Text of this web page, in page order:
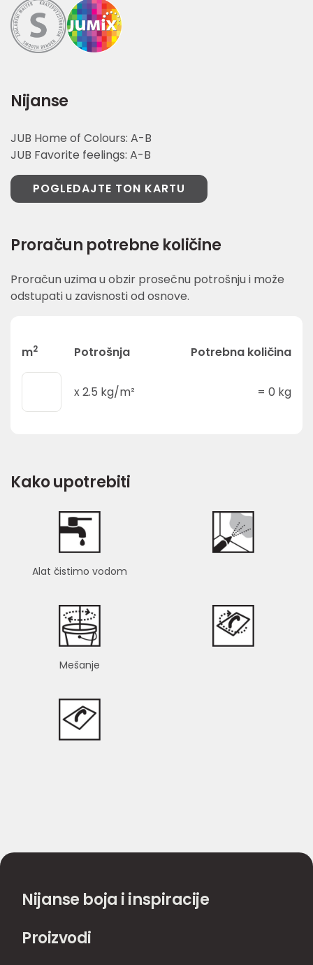
Nijanse
JUB Home of Colours: A-B
JUB Favorite feelings: A-B
POGLEDAJTE TON KARTU
Proračun potrebne količine
Proračun uzima u obzir prosečnu potrošnju i može
odstupati u zavisnosti od osnove.
m2 Potrošnja Potrebna količina
x2.5 kg/m² = 0 kg
Kako upotrebiti
Alat čistimo vodom
Mešanje
Nijanse boja i inspiracije
Proizvodi